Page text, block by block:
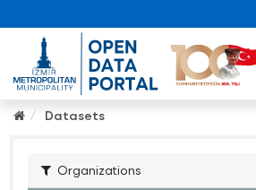
Datasets
Organizations